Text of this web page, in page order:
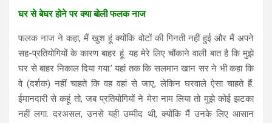
घर से बेघर होने पर क्या बोली फलक नाज
फलक नाज ने कहा, मैं खुश हूं क्योंकि वोटों की गिनती नहीं हुई और मैं अपने
सह-प्रतियोगियों के कारण बाहर हूं. यह मेरे लिए चौंकाने वाली बात है कि मुझे
घर से बाहर निकाल दिया गया.’ यहां तक​ कि सलमान खान सर ने भी कहा कि
वे (दर्शक) नहीं चाहते कि वह वहां से जाए, लेकिन घरवाले ऐसा चाहते हैं.
ईमानदारी से कहूं तो, जब प्रतियोगियों ने मेरा नाम लिया तो मुझे कोई झटका
नहीं लगा. दरअसल, उनसे यही उम्मीद थी, क्योंकि मैं उनके लिए आसान